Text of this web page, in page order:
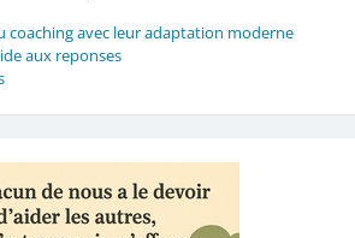
coaching avec leur adaptation moderne
aux reponses